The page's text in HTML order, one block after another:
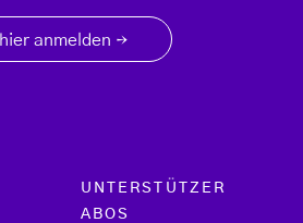
hier anmelden →
UNTERSTÜTZER
ABOS